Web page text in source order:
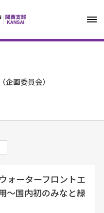
（企画委員会）
ォーターフロントエ
～国内初のみなと緑